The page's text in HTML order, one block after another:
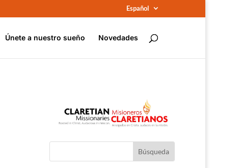
Español
Únete a nuestro sueño Novedades